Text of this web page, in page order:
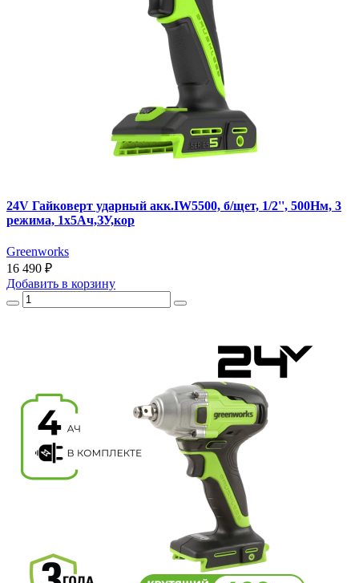
24V Гайковерт ударный акк.IW5500, б/щет, 1/2'', 500Нм, 3
режима, 1х5Ач,ЗУ,кор
Greenworks
16 490 ₽
Добавить в корзину